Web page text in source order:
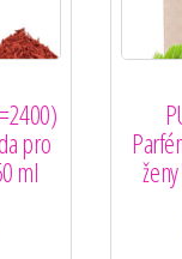
pro
ml